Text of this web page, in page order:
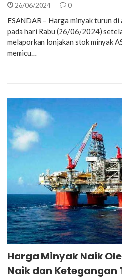
26/06/2024 0
ESANDAR – Harga minyak turun
pada hari Rabu (26/06/2024)
melaporkan lonjakan stok minyak
memicu…
Harga Minyak Naik
Naik dan Ketegangan